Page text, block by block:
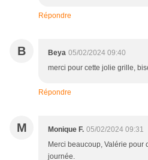
Répondre
B Beya 05/02/2024 09:40
merci pour cette jolie grille,
Répondre
M Monique F. 05/02/2024 09:31
Merci beaucoup, Valérie pour
journée.